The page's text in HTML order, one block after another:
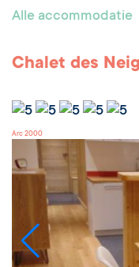
Alle accommodatie
Chalet des
Arc 2000